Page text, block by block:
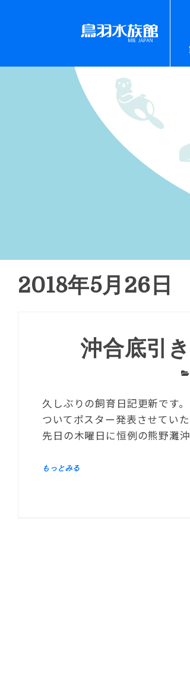
2018年5月26日
沖合底引
久しぶりの飼育日記更新です
ついてポスター発表させてい
先日の木曜日に恒例の熊野灘